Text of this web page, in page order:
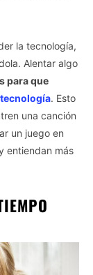
la tecnología,
Alentar algo
para que
tecnología. Esto
una canción
un juego en
entiendan más